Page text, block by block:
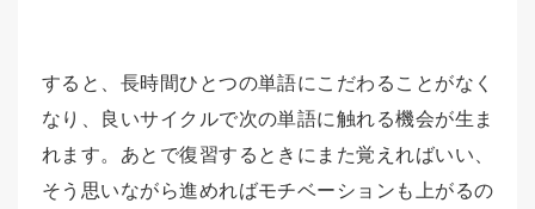
すると、長時間ひとつの単語にこだわることがなく
なり、良いサイクルで次の単語に触れる機会が生ま
れます。あとで復習するときにまた覚えればいい、
そう思いながら進めればモチベーションも上がるの